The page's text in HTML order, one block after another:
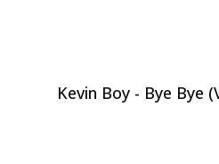
Kevin Boy - Bye Bye